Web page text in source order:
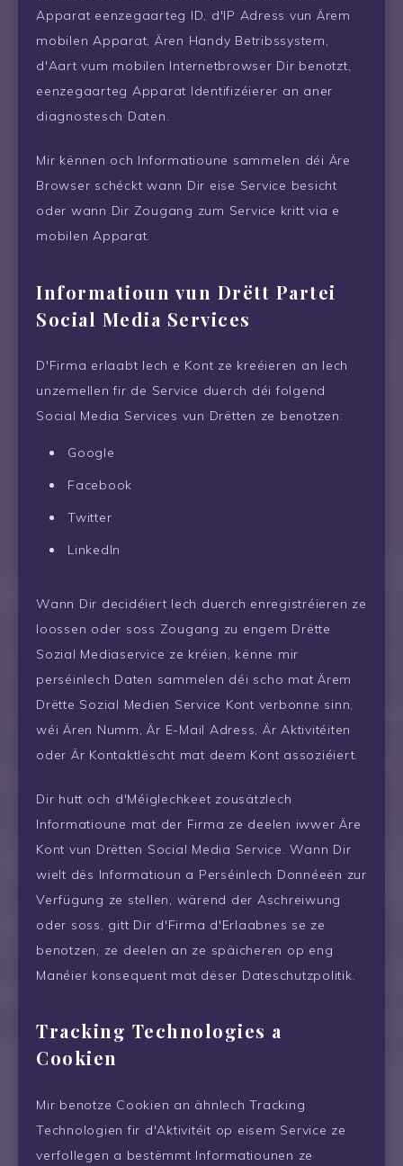
Apparat eenzegaarteg ID, d'IP Adress vun Ärem
mobilen Apparat, Ären Handy Betribssystem,
d'Aart vum mobilen Internetbrowser Dir benotzt,
eenzegaarteg Apparat Identifizéierer an aner
diagnostesch Daten.
Mir kënnen och Informatioune sammelen déi Äre
Browser schéckt wann Dir eise Service besicht
oder wann Dir Zougang zum Service kritt via e
mobilen Apparat.
Informatioun vun Drëtt Partei
Social Media Services
D'Firma erlaabt Iech e Kont ze kreéieren an Iech
unzemellen fir de Service duerch déi folgend
Social Media Services vun Drëtten ze benotzen:
Google
Facebook
Twitter
LinkedIn
Wann Dir decidéiert Iech duerch enregistréieren ze
loossen oder soss Zougang zu engem Drëtte
Sozial Mediaservice ze kréien, kënne mir
perséinlech Daten sammelen déi scho mat Ärem
Drëtte Sozial Medien Service Kont verbonne sinn,
wéi Ären Numm, Är E-Mail Adress, Är Aktivitéiten
oder Är Kontaktlëscht mat deem Kont assoziéiert.
Dir hutt och d'Méiglechkeet zousätzlech
Informatioune mat der Firma ze deelen iwwer Äre
Kont vun Drëtten Social Media Service. Wann Dir
wielt dës Informatioun a Perséinlech Donnéeën zur
Verfügung ze stellen, wärend der Aschreiwung
oder soss, gitt Dir d'Firma d'Erlaabnes se ze
benotzen, ze deelen an ze späicheren op eng
Manéier konsequent mat dëser Dateschutzpolitik.
Tracking Technologies a
Cookien
Mir benotze Cookien an ähnlech Tracking
Technologien fir d'Aktivitéit op eisem Service ze
verfollegen a bestëmmt Informatiounen ze